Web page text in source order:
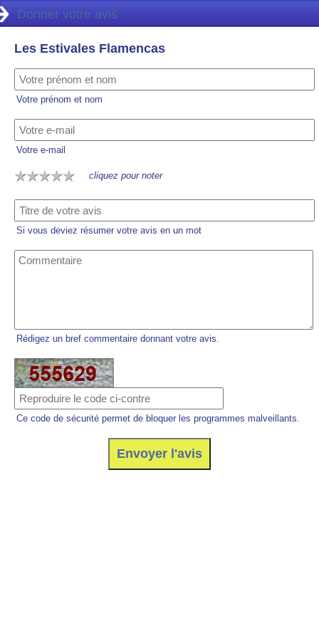
Donner votre avis
Les Estivales Flamencas
Votre prénom et nom
Votre e-mail
cliquez pour noter
Si vous deviez résumer votre avis en un mot
Rédigez un bref commentaire donnant votre avis.
Ce code de sécurité permet de bloquer les programmes malveillants.